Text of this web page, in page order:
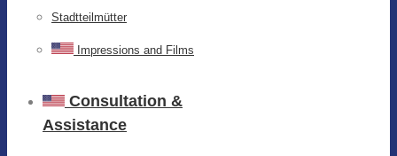
Stadtteilmütter
Impressions and Films
Consultation &
Assistance